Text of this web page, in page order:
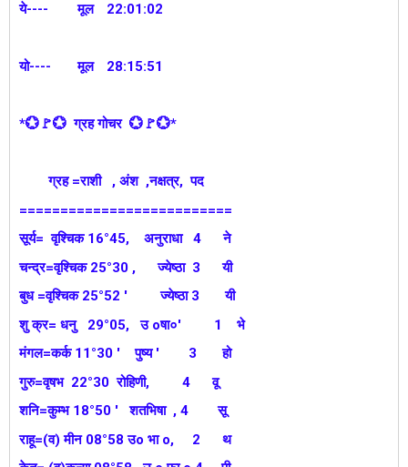
ये---- मूल 22:01:02
यो---- मूल 28:15:51
*💮🚩💮 ग्रह गोचर 💮🚩💮*
ग्रह =राशी , अंश ,नक्षत्र, पद
==========================
सूर्य= वृश्चिक 16°45, अनुराधा 4 ने
चन्द्र=वृश्चिक 25°30 , ज्येष्ठा 3 यी
बुध =वृश्चिक 25°52 ' ज्येष्ठा 3 यी
शु क्र= धनु 29°05, उ oषा०' 1 भे
मंगल=कर्क 11°30 ' पुष्य ' 3 हो
गुरु=वृषभ 22°30 रोहिणी, 4 वू
शनि=कुम्भ 18°50 ' शतभिषा , 4 सू
राहू=(व) मीन 08°58 उo भा o, 2 थ